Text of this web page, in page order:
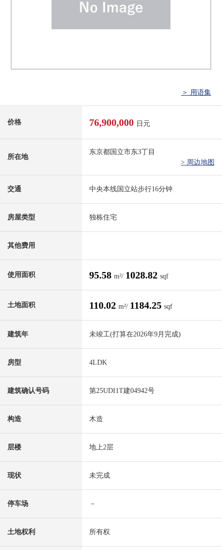
＞ 用语集
价格 76,900,000 日元
所在地
东京都国立市东3丁目
> 周边地图
交通 中央本线国立站步行16分钟
房屋类型 独栋住宅
其他费用
使用面积 95.58 m²/ 1028.82 sqf
土地面积 110.02 m²/ 1184.25 sqf
建筑年 未竣工(打算在2026年9月完成)
房型 4LDK
建筑确认号码 第25UDI1T建04942号
构造 木造
层楼 地上2层
现状 未完成
停车场 －
土地权利 所有权